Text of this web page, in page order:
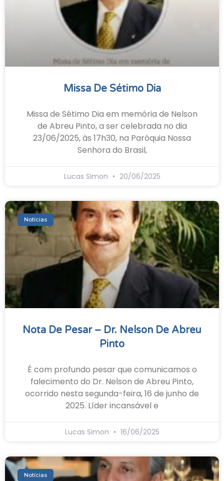
Missa De Sétimo Dia
Missa de Sétimo Dia em memória de Nelson
de Abreu Pinto, a ser celebrada no dia
23/06/2025, às 17h30, na Paróquia Nossa
Senhora do Brasil,
Lucas Simon 20/06/2025
Notícias
Nota De Pesar – Dr. Nelson De Abreu
Pinto
É com profundo pesar que comunicamos o
falecimento do Dr. Nelson de Abreu Pinto,
ocorrido nesta segunda-feira, 16 de junho de
2025. Líder incansável e
Lucas Simon 16/06/2025
Notícias